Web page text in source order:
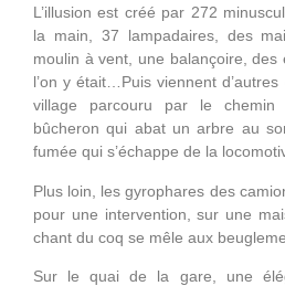
L’illusion est créé par 272
la main, 37 lampadaires, des
moulin à vent, une balançoire,
l’on y était…Puis viennent
village parcouru par le
bûcheron qui abat un arbre au
fumée qui s’échappe de la
Plus loin, les gyrophares des
pour une intervention, sur une
chant du coq se mêle aux
Sur le quai de la gare, une